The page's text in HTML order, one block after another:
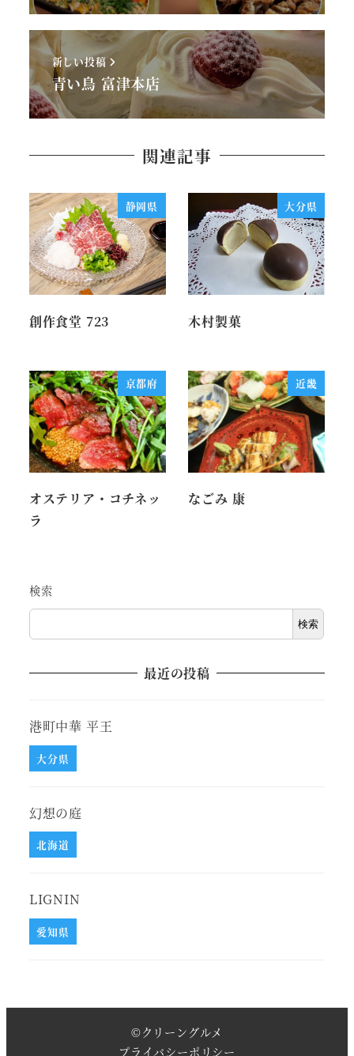
新しい投稿
青い鳥 富津本店
関連記事
静岡県
創作食堂 723
大分県
木村製菓
京都府
オステリア・コチネッ
ラ
近畿
なごみ 康
検索
検索
最近の投稿
港町中華 平王
大分県
幻想の庭
北海道
LIGNIN
愛知県
©クリーングルメ
プライバシーポリシー